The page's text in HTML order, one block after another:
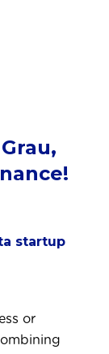
startup
or